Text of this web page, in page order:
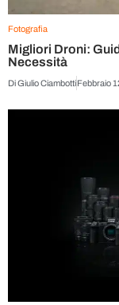
Fotografia
Migliori Droni:
Necessità
DiGiulio CiambottiFebbraio